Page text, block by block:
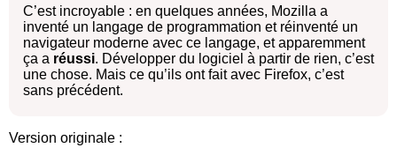
C’est incroyable : en quelques années, Mozilla a
inventé un langage de programmation et réinventé un
navigateur moderne avec ce langage, et apparemment
ça a réussi. Développer du logiciel à partir de rien, c’est
une chose. Mais ce qu’ils ont fait avec Firefox, c’est
sans précédent.
Version originale :